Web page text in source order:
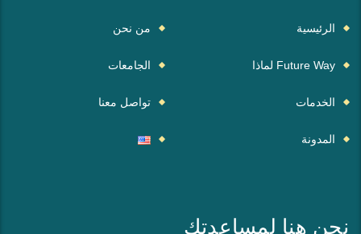
الرئيسية من نحن
Future Way لماذا الجامعات
الخدمات تواصل معنا
المدونة
نحن هنا لمساعدتك